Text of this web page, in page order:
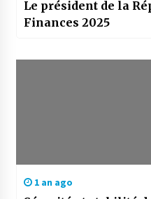
Le président de la
Finances 2025
1 an ago